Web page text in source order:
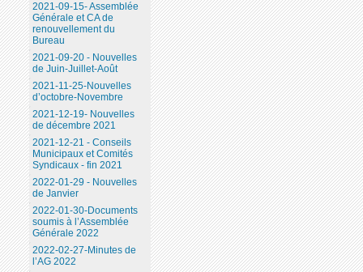
2021-09-15- Assemblée
Générale et CA de
renouvellement du
Bureau
2021-09-20 - Nouvelles
de Juin-Juillet-Août
2021-11-25-Nouvelles
d’octobre-Novembre
2021-12-19- Nouvelles
de décembre 2021
2021-12-21 - Conseils
Municipaux et Comités
Syndicaux - fin 2021
2022-01-29 - Nouvelles
de Janvier
2022-01-30-Documents
soumis à l’Assemblée
Générale 2022
2022-02-27-Minutes de
l’AG 2022